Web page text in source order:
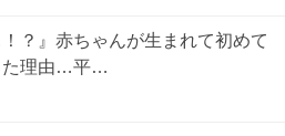
？』赤ちゃんが生まれて初めて
た理由…平…